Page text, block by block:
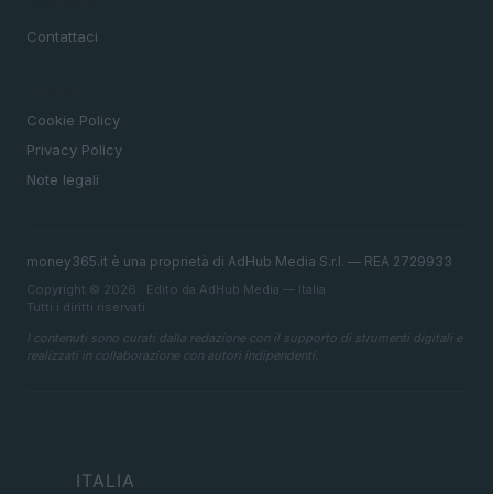
Contattaci
Cookie Policy
Privacy Policy
Note legali
money365.it è una proprietà di AdHub Media S.r.l. — REA 2729933
Copyright © 2026 · Edito da AdHub Media — Italia
Tutti i diritti riservati
I contenuti sono curati dalla redazione con il supporto di strumenti digitali e
realizzati in collaborazione con autori indipendenti.
ITALIA